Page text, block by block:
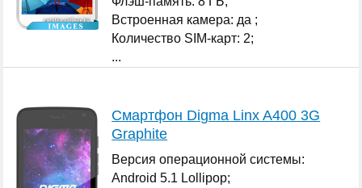
Встроенная камера: да ;
Количество SIM-карт: 2;
...
Смартфон Digma Linx A400 3G
Graphite
Версия операционной системы:
Android 5.1 Lollipop;